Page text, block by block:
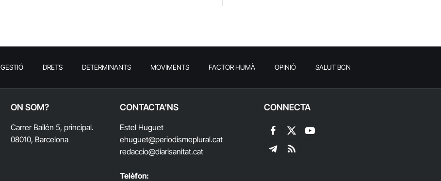
GESTIÓ DRETS DETERMINANTS MOVIMENTS FACTOR HUMÀ OPINIÓ SALUT BCN
ON SOM?
Carrer Bailén 5, principal.
08010, Barcelona
CONTACTA'NS
Estel Huguet
ehuguet@periodismeplural.cat
redaccio@diarisanitat.cat
Telèfon:
CONNECTA
Facebook
X
(Twitter)
YouTube
TelegramRSS